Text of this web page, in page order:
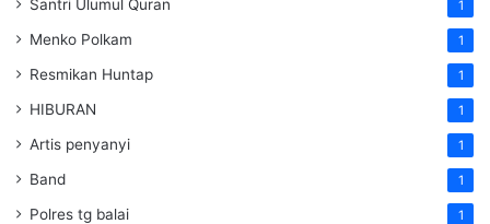
Santri Ulumul Quran 1
Menko Polkam 1
Resmikan Huntap 1
HIBURAN 1
Artis penyanyi 1
Band 1
Polres tg balai 1